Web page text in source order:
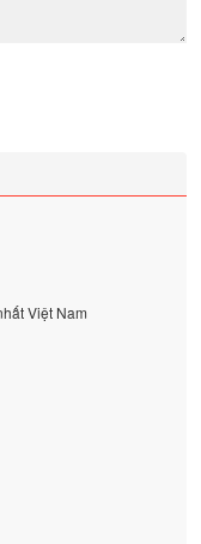
Việt Nam